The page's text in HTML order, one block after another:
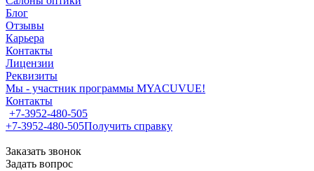
Блог
Отзывы
Карьера
Контакты
Лицензии
Реквизиты
Мы - участник программы MYACUVUE!
Контакты
+7-3952-480-505
+7-3952-480-505Получить справку
Заказать звонок
Задать вопрос